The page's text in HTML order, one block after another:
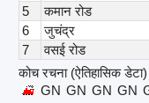
5
कमान रोड
6
जुचंद्र
7
वसई रोड
कोच रचना (ऐतिहासिक डेटा)
GN GN GN GN